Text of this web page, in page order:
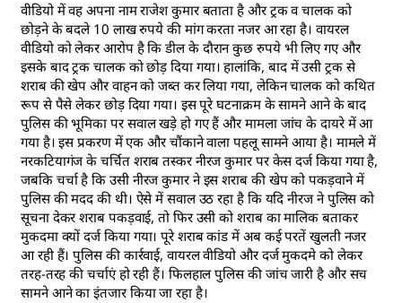
वीडियो में वह अपना नाम राजेश कुमार बताता है और ट्रक व चालक को
छोड़ने के बदले 10 लाख रुपये की मांग करता नजर आ रहा है। वायरल
वीडियो को लेकर आरोप है कि डील के दौरान कुछ रुपये भी लिए गए और
इसके बाद ट्रक चालक को छोड़ दिया गया। हालांकि, बाद में उसी ट्रक से
शराब की खेप और वाहन को जब्त कर लिया गया, लेकिन चालक को कथित
रूप से पैसे लेकर छोड़ दिया गया। इस पूरे घटनाक्रम के सामने आने के बाद
पुलिस की भूमिका पर सवाल खड़े हो गए हैं और मामला जांच के दायरे में आ
गया है। इस प्रकरण में एक और चौंकाने वाला पहलू सामने आया है। मामले में
नरकटियागंज के चर्चित शराब तस्कर नीरज कुमार पर केस दर्ज किया गया है,
जबकि चर्चा है कि उसी नीरज कुमार ने इस शराब की खेप को पकड़वाने में
पुलिस की मदद की थी। ऐसे में सवाल उठ रहा है कि यदि नीरज ने पुलिस को
सूचना देकर शराब पकड़वाई, तो फिर उसी को शराब का मालिक बताकर
मुकदमा क्यों दर्ज किया गया। पूरे शराब कांड में अब कई परतें खुलती नजर
आ रही हैं। पुलिस की कार्रवाई, वायरल वीडियो और दर्ज मुकदमे को लेकर
तरह-तरह की चर्चाएं हो रही हैं। फिलहाल पुलिस की जांच जारी है और सच
सामने आने का इंतजार किया जा रहा है।